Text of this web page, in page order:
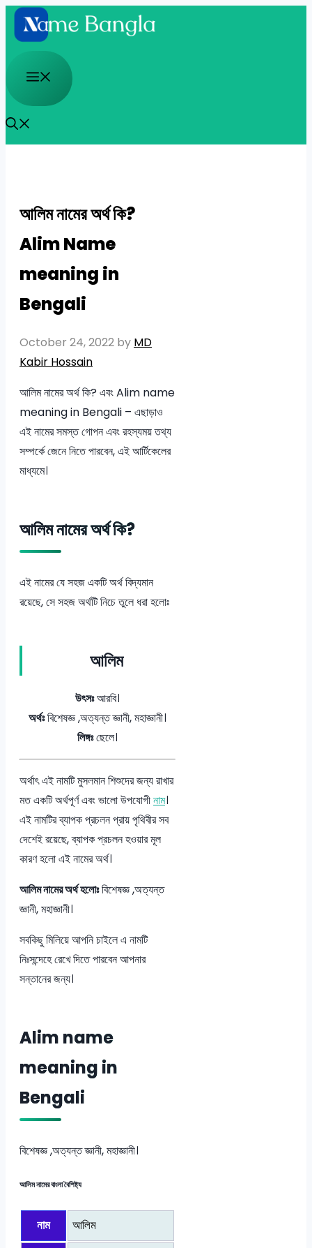
Skip
to
content
Menu
আলিম নামের অর্থ কি?
Alim Name
meaning in
Bengali
October 24, 2022 by MD
Kabir Hossain
আলিম নামের অর্থ কি? এবং Alim name
meaning in Bengali – এছাড়াও
এই নামের সমস্ত গোপন এবং রহস্যময় তথ্য
সম্পর্কে জেনে নিতে পারবেন, এই আর্টিকেলের
মাধ্যমে।
আলিম নামের অর্থ কি?
এই নামের যে সহজ একটি অর্থ বিদ্যমান
রয়েছে, সে সহজ অর্থটি নিচে তুলে ধরা হলোঃ
আলিম
উৎসঃআরবি।
অর্থঃবিশেষজ্ঞ ,অত্যন্ত জ্ঞানী, মহাজ্ঞানী।
লিঙ্গঃছেলে।
অর্থাৎ এই নামটি মুসলমান শিশুদের জন্য রাখার
মত একটি অর্থপূর্ণ এবং ভালো উপযোগীনাম।
এই নামটির ব্যাপক প্রচলন প্রায় পৃথিবীর সব
দেশেই রয়েছে, ব্যাপক প্রচলন হওয়ার মূল
কারণ হলো এই নামের অর্থ।
আলিম নামের অর্থ হলোঃবিশেষজ্ঞ ,অত্যন্ত
জ্ঞানী, মহাজ্ঞানী।
সবকিছু মিলিয়ে আপনি চাইলে এ নামটি
নিঃসন্দেহে রেখে দিতে পারবেন আপনার
সন্তানের জন্য।
Alim name
meaning in
Bengali
বিশেষজ্ঞ ,অত্যন্ত জ্ঞানী, মহাজ্ঞানী।
আলিম নামের বাংলা বৈশিষ্ট্য
নাম আলিম